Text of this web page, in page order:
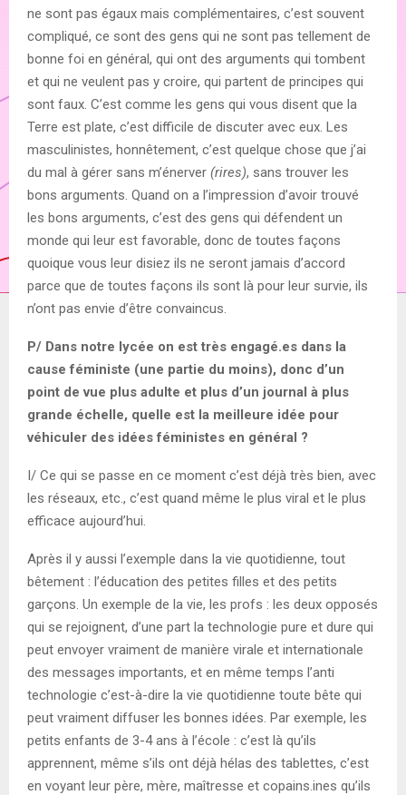
ne sont pas égaux mais complémentaires, c’est souvent
compliqué, ce sont des gens qui ne sont pas tellement de
bonne foi en général, qui ont des arguments qui tombent
et qui ne veulent pas y croire, qui partent de principes qui
sont faux. C’est comme les gens qui vous disent que la
Terre est plate, c’est difficile de discuter avec eux. Les
masculinistes, honnêtement, c’est quelque chose que j’ai
du mal à gérer sans m’énerver (rires), sans trouver les
bons arguments. Quand on a l’impression d’avoir trouvé
les bons arguments, c’est des gens qui défendent un
monde qui leur est favorable, donc de toutes façons
quoique vous leur disiez ils ne seront jamais d’accord
parce que de toutes façons ils sont là pour leur survie, ils
n’ont pas envie d’être convaincus.
P/ Dans notre lycée on est très engagé.es dans la
cause féministe (une partie du moins), donc d’un
point de vue plus adulte et plus d’un journal à plus
grande échelle, quelle est la meilleure idée pour
véhiculer des idées féministes en général ?
I/ Ce qui se passe en ce moment c’est déjà très bien, avec
les réseaux, etc., c’est quand même le plus viral et le plus
efficace aujourd’hui.
Après il y aussi l’exemple dans la vie quotidienne, tout
bêtement : l’éducation des petites filles et des petits
garçons. Un exemple de la vie, les profs : les deux opposés
qui se rejoignent, d’une part la technologie pure et dure qui
peut envoyer vraiment de manière virale et internationale
des messages importants, et en même temps l’anti
technologie c’est-à-dire la vie quotidienne toute bête qui
peut vraiment diffuser les bonnes idées. Par exemple, les
petits enfants de 3-4 ans à l’école : c’est là qu’ils
apprennent, même s’ils ont déjà hélas des tablettes, c’est
en voyant leur père, mère, maîtresse et copains.ines qu’ils